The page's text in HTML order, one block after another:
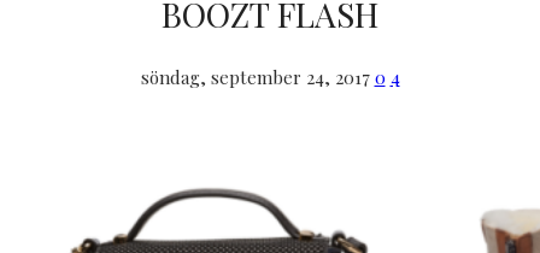
BOOZT FLASH
söndag, september 24, 2017 0 4